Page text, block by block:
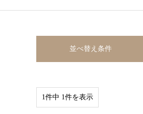
並べ替え条件
1件中 1件を表示